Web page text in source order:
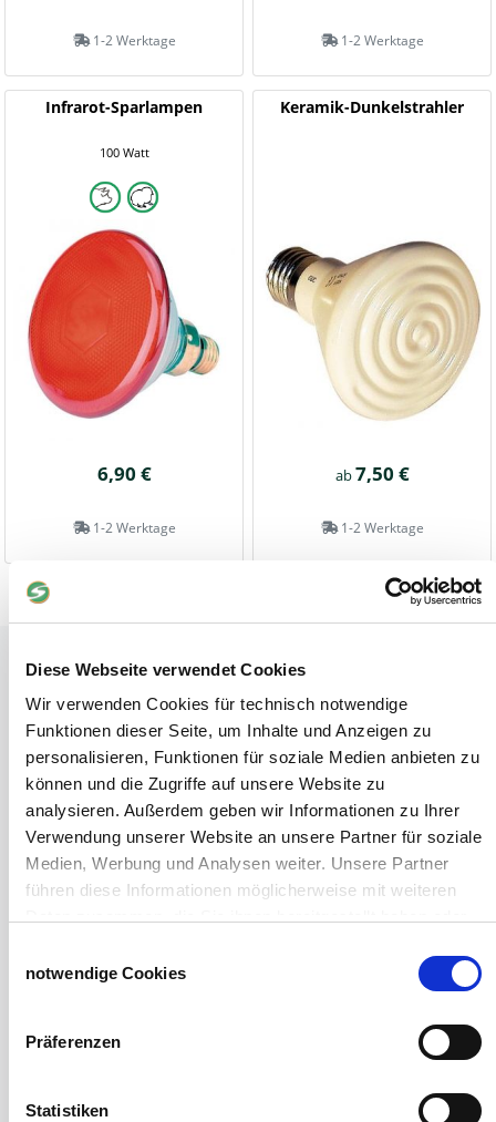
Diese Webseite verwendet Cookies
Wir verwenden Cookies für technisch notwendige
Funktionen dieser Seite, um Inhalte und Anzeigen zu
personalisieren, Funktionen für soziale Medien anbieten zu
können und die Zugriffe auf unsere Website zu
analysieren. Außerdem geben wir Informationen zu Ihrer
Verwendung unserer Website an unsere Partner für soziale
Medien, Werbung und Analysen weiter. Unsere Partner
führen diese Informationen möglicherweise mit weiteren
haben.
notwendige Cookies
Präferenzen
Statistiken
1-2 Werktage 1-2 Werktage
Infrarot-Sparlampen
100 Watt
6,90 €
1-2 Werktage
Keramik-Dunkelstrahler
ab7,50 €
1-2 Werktage
Weideunterstand groß
Wasserversorgung für Weidetiere
Euronetz
Zubereitung Melasseschnitzel für Pferde
Hobby-Farming
Grundlagen der Hühnerhaltung
Tiere Landwirtschaft
Desinfektionsmittel
Saatgut für die Pferdeweide
Windschutzgewebe
Galerie Windschutznetze